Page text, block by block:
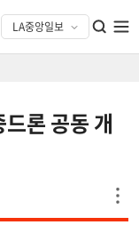
론 공동 개